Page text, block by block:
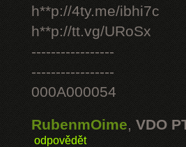
h**p://4ty.me/ibhi7c
h**p://tt.vg/URoSx
-----------------
-----------------
000A000054
RubenmOime, VDO
odpovědět